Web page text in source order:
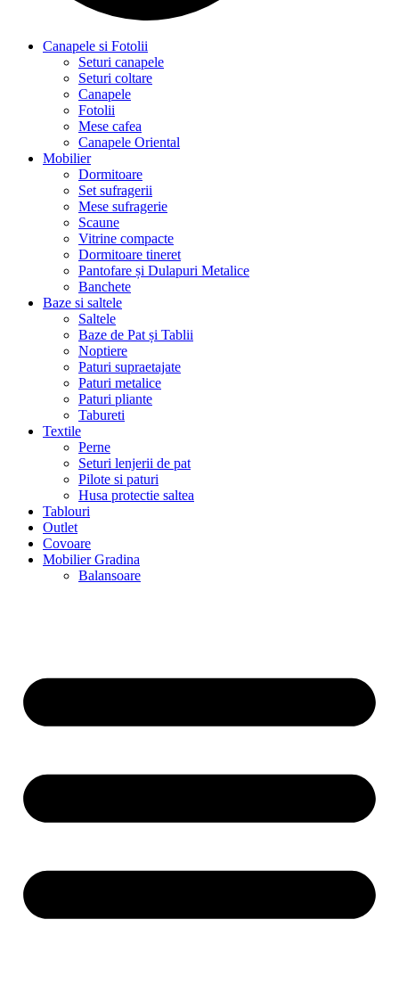
Canapele si Fotolii
Seturi canapele
Seturi coltare
Canapele
Fotolii
Mese cafea
Canapele Oriental
Mobilier
Dormitoare
Set sufragerii
Mese sufragerie
Scaune
Vitrine compacte
Dormitoare tineret
Pantofare și Dulapuri Metalice
Banchete
Baze si saltele
Saltele
Baze de Pat și Tablii
Noptiere
Paturi supraetajate
Paturi metalice
Paturi pliante
Tabureti
Textile
Perne
Seturi lenjerii de pat
Pilote si paturi
Husa protectie saltea
Tablouri
Outlet
Covoare
Mobilier Gradina
Balansoare